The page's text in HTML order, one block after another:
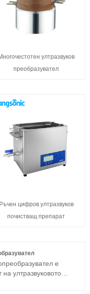
ултразвуков
преобразувател
Ръчен цифров ултразвуков
почистващ препарат
е
ултразвуковото